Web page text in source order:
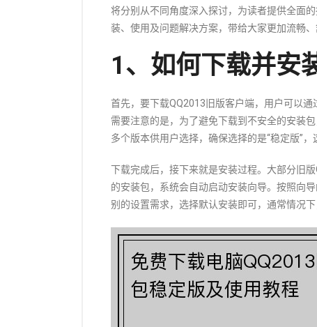
将分别从不同角度深入探讨，为读者提供全面
装、使用及问题解决方案，带给大家更加流畅、
1、如何下载并安
首先，要下载QQ2013旧版客户端，用户可以
需要注意的是，为了避免下载到不安全的安装
多个版本供用户选择，确保选择的是“稳定版”
下载完成后，接下来就是安装过程。大部分旧
的安装包，系统会自动启动安装向导。按照向
别的设置需求，选择默认安装即可，通常情况